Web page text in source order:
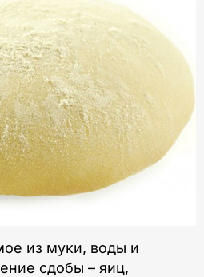
из муки, воды и
сдобы – яиц,